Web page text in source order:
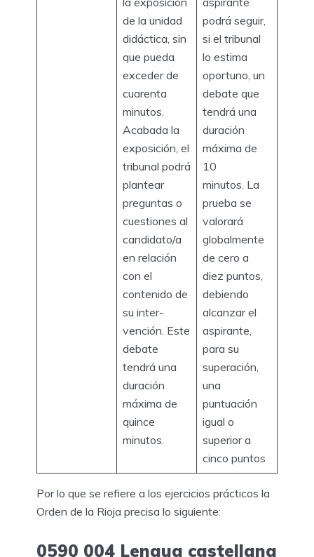
de la unidad
didáctica, sin
que pueda
exceder de
cuarenta
minutos.
Acabada la
exposición, el
tribunal podrá
plantear
preguntas o
cuestiones al
candidato/a
en relación
con el
contenido de
su inter-
vención. Este
debate
tendrá una
duración
máxima de
quince
minutos.
podrá seguir,
si el tribunal
lo estima
oportuno, un
debate que
tendrá una
duración
máxima de
10
minutos. La
prueba se
valorará
globalmente
de cero a
diez puntos,
debiendo
alcanzar el
aspirante,
para su
superación,
una
puntuación
igual o
superior a
cinco puntos
Por lo que se refiere a los ejercicios prácticos la
Orden de la Rioja precisa lo siguiente:
0590 004 Lengua castellana